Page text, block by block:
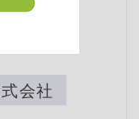
会社